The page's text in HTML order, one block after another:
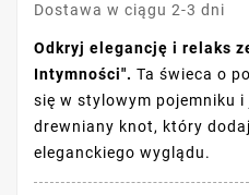
Dostawa w ciągu 2-3 dni
Odkryj elegancję i relaks
Intymności". Ta świeca o
się w stylowym pojemniku
drewniany knot, który
eleganckiego wyglądu.